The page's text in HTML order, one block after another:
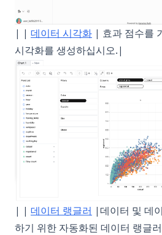
| | 데이터 시각화 | 효과 점수를
시각화를 생성하십시오.|
| | 데이터 랭글러 |데이터 및 데
하기 위한 자동화된 데이터 랭글